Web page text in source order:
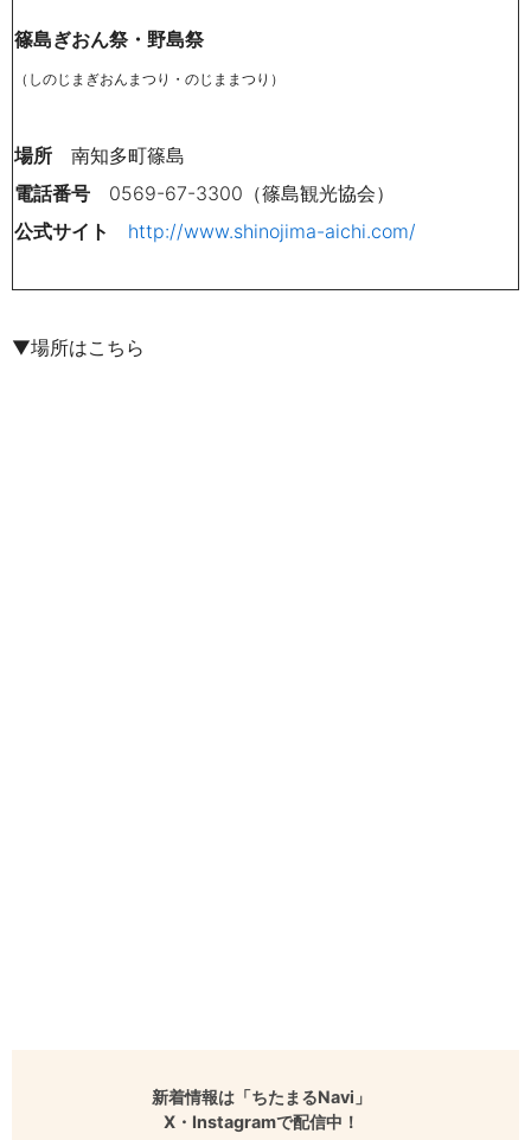
篠島ぎおん祭・野島祭
（しのじまぎおんまつり・のじままつり）
場所
南知多町篠島
電話番号 0569-67-3300（篠島観光協会）
公式サイト
http://www.shinojima-aichi.com/
▼場所はこちら
新着情報は「ちたまるNavi」
X・Instagramで配信中！